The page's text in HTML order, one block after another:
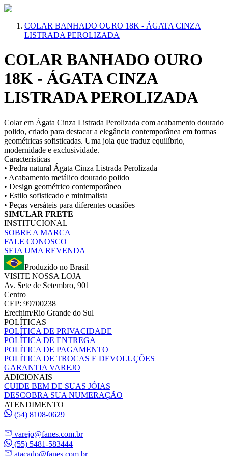
COLAR BANHADO OURO 18K - ÁGATA CINZA
LISTRADA PEROLIZADA
COLAR BANHADO OURO
18K - ÁGATA CINZA
LISTRADA PEROLIZADA
Colar em Ágata Cinza Listrada Perolizada com acabamento dourado
polido, criado para destacar a elegância contemporânea em formas
geométricas sofisticadas. Uma joia que traduz equilíbrio,
modernidade e exclusividade.
Características
• Pedra natural Ágata Cinza Listrada Perolizada
• Acabamento metálico dourado polido
• Design geométrico contemporâneo
• Estilo sofisticado e minimalista
• Peças versáteis para diferentes ocasiões
SIMULAR FRETE
INSTITUCIONAL
SOBRE A MARCA
FALE CONOSCO
SEJA UMA REVENDA
Produzido no Brasil
VISITE NOSSA LOJA
Av. Sete de Setembro, 901
Centro
CEP: 99700238
Erechim/Rio Grande do Sul
POLÍTICAS
POLÍTICA DE PRIVACIDADE
POLÍTICA DE ENTREGA
POLÍTICA DE PAGAMENTO
POLÍTICA DE TROCAS E DEVOLUÇÕES
GARANTIA VAREJO
ADICIONAIS
CUIDE BEM DE SUAS JÓIAS
DESCOBRA SUA NUMERAÇÃO
ATENDIMENTO
(54) 8108-0629
varejo@fanes.com.br
(55) 5481-583444
atacado@fanes.com.br